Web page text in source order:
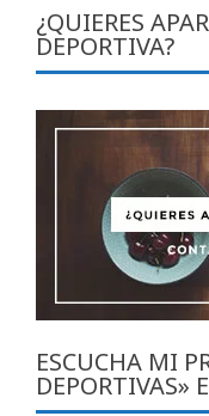
¿QUIERES
DEPORTIVA?
ESCUCHA MI
DEPORTIVAS»